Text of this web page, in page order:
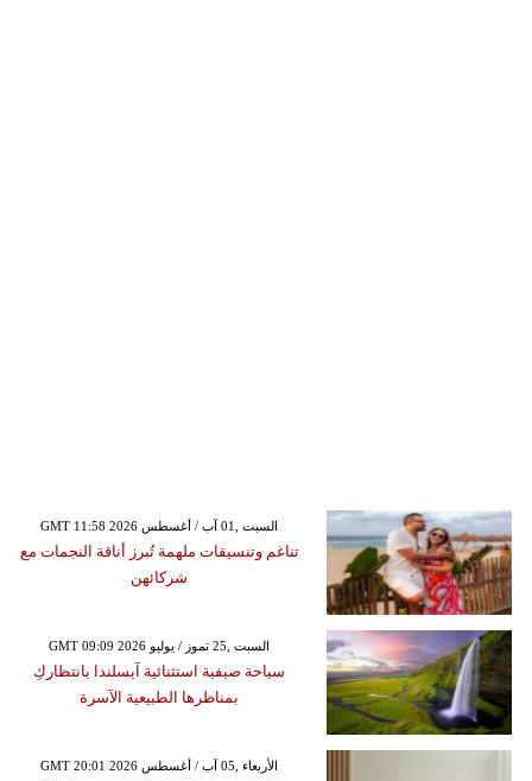
GMT 11:58 2026 السبت ,01 آب / أغسطس
تناغم وتنسيقات ملهمة تُبرز أناقة النجمات مع
شركائهن
GMT 09:09 2026 السبت ,25 تموز / يوليو
سياحة صيفية استثنائية آيسلندا بانتظاركِ
بمناظرها الطبيعية الآسرة
GMT 20:01 2026 الأربعاء ,05 آب / أغسطس